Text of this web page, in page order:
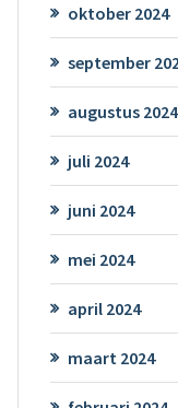
oktober 2024
september
augustus 2024
juli 2024
juni 2024
mei 2024
april 2024
maart 2024